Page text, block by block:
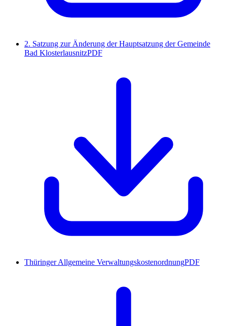
2. Satzung zur Änderung der Hauptsatzung der Gemeinde
Bad KlosterlausnitzPDF
Thüringer Allgemeine VerwaltungskostenordnungPDF